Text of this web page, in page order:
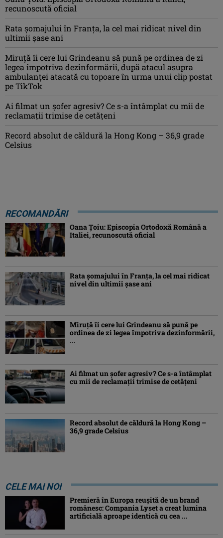
recunoscută oficial
Rata şomajului în Franța, la cel mai ridicat nivel din
ultimii şase ani
Miruţă îi cere lui Grindeanu să pună pe ordinea de zi
legea împotriva dezinformării, după atacul asupra
ambulanței atacată cu topoare în urma unui clip postat
pe TikTok
Ai filmat un șofer agresiv? Ce s-a întâmplat cu mii de
reclamații trimise de cetățeni
Record absolut de căldură la Hong Kong – 36,9 grade
Celsius
RECOMANDĂRI
Oana Ţoiu: Episcopia Ortodoxă Română a
Italiei, recunoscută oficial
Rata şomajului în Franța, la cel mai ridicat
nivel din ultimii şase ani
Miruţă îi cere lui Grindeanu să pună pe
ordinea de zi legea împotriva dezinformării,
...
Ai filmat un șofer agresiv? Ce s-a întâmplat
cu mii de reclamații trimise de cetățeni
Record absolut de căldură la Hong Kong –
36,9 grade Celsius
CELE MAI NOI
Premieră în Europa reușită de un brand
românesc: Compania Lyset a creat lumina
artificială aproape identică cu cea ...